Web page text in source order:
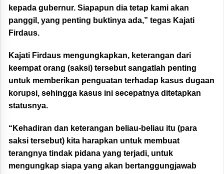
kepada gubernur. Siapapun dia tetap kami akan
panggil, yang penting buktinya ada,” tegas Kajati
Firdaus.
Kajati Firdaus mengungkapkan, keterangan dari
keempat orang (saksi) tersebut sangatlah penting
untuk memberikan penguatan terhadap kasus dugaan
korupsi, sehingga kasus ini secepatnya ditetapkan
statusnya.
“Kehadiran dan keterangan beliau-beliau itu (para
saksi tersebut) kita harapkan untuk membuat
terangnya tindak pidana yang terjadi, untuk
mengungkap siapa yang akan bertanggungjawab